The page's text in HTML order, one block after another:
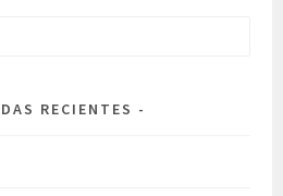
RECIENTES